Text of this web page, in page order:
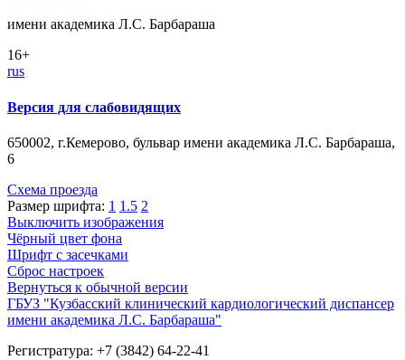
имени академика Л.С. Барбараша
16+
rus
Версия для слабовидящих
650002, г.Кемерово, бульвар имени академика Л.С. Барбараша,
6
Схема проезда
Размер шрифта: 1 1.5 2
Выключить изображения
Чёрный цвет фона
Шрифт с засечками
Сброс настроек
Вернуться к обычной версии
ГБУЗ "Кузбасский клинический кардиологический диспансер
имени академика Л.С. Барбараша"
Регистратура: +7 (3842) 64-22-41